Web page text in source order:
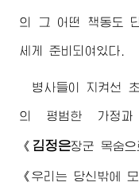
의 그 어떤 책동도
세게 준비되여있다.
병사들이 지켜선
의 평범한 가정
《 김정은장군 목숨
《우리는 당신밖에